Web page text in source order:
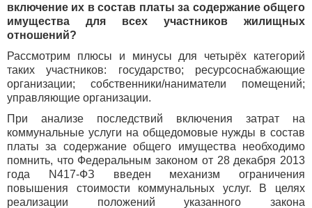
включение их в состав платы за содержание общего
имущества для всех участников жилищных
отношений?
Рассмотрим плюсы и минусы для четырёх категорий
таких участников: государство; ресурсоснабжающие
организации; собственники/наниматели помещений;
управляющие организации.
При анализе последствий включения затрат на
коммунальные услуги на общедомовые нужды в состав
платы за содержание общего имущества необходимо
помнить, что Федеральным законом от 28 декабря 2013
года N417-ФЗ введен механизм ограничения
повышения стоимости коммунальных услуг. В целях
реализации положений указанного закона